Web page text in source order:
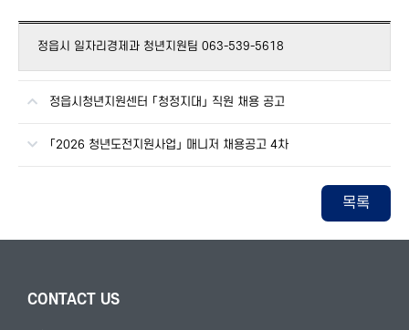
정읍시 일자리경제과 청년지원팀 063-539-5618
정읍시청년지원센터 「청정지대」 직원 채용 공고
「2026 청년도전지원사업」 매니저 채용공고 4차
목록
CONTACT US